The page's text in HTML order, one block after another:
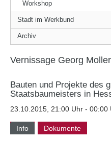
Workshop
Stadt im Werkbund
Archiv
Vernissage Georg
Bauten und Projekte des
Staatsbaumeisters in
23.10.2015, 21:00 Uhr - 00:00
Info Dokumente